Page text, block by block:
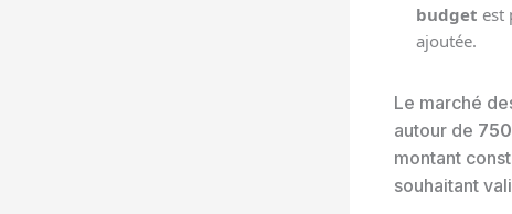
budget est
ajoutée.
Le marché
autour de
montant
souhaitant